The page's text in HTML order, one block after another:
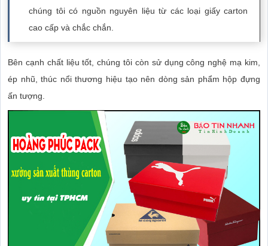
chúng tôi có nguồn nguyên liệu từ các loại giấy carton
cao cấp và chắc chắn.
Bên cạnh chất liệu tốt, chúng tôi còn sử dụng công nghệ mạ kim,
ép nhũ, thúc nổi thương hiệu tạo nên dòng sản phẩm hộp đựng
ấn tượng.